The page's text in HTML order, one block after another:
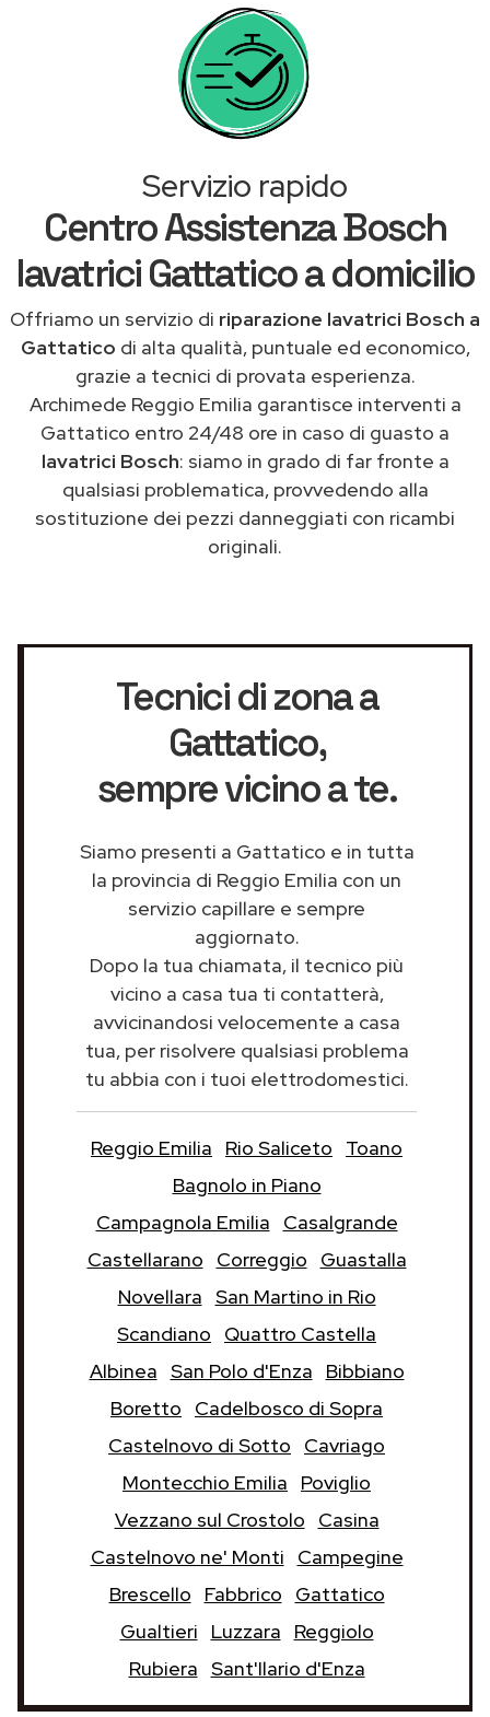
Servizio rapido
Centro Assistenza Bosch
lavatrici Gattatico a domicilio
Offriamo un servizio di riparazione lavatrici Bosch a
Gattatico di alta qualità, puntuale ed economico,
grazie a tecnici di provata esperienza.
Archimede Reggio Emilia garantisce interventi a
Gattatico entro 24/48 ore in caso di guasto a
lavatrici Bosch: siamo in grado di far fronte a
qualsiasi problematica, provvedendo alla
sostituzione dei pezzi danneggiati con ricambi
originali.
Tecnici di zona a
Gattatico,
sempre vicino a te.
Siamo presenti a Gattatico e in tutta
la provincia di Reggio Emilia con un
servizio capillare e sempre
aggiornato.
Dopo la tua chiamata, il tecnico più
vicino a casa tua ti contatterà,
avvicinandosi velocemente a casa
tua, per risolvere qualsiasi problema
tu abbia con i tuoi elettrodomestici.
Reggio Emilia Rio Saliceto
Toano
Bagnolo in Piano
Campagnola Emilia
Casalgrande
Castellarano
Correggio
Guastalla
Novellara San Martino in Rio
Scandiano
Quattro Castella
Albinea San Polo d'Enza
Bibbiano
Boretto
Cadelbosco di Sopra
Castelnovo di Sotto
Cavriago
Montecchio Emilia
Poviglio
Vezzano sul Crostolo
Casina
Castelnovo ne' Monti
Campegine
Brescello
Fabbrico
Gattatico
Gualtieri
Luzzara
Reggiolo
Rubiera Sant'Ilario d'Enza